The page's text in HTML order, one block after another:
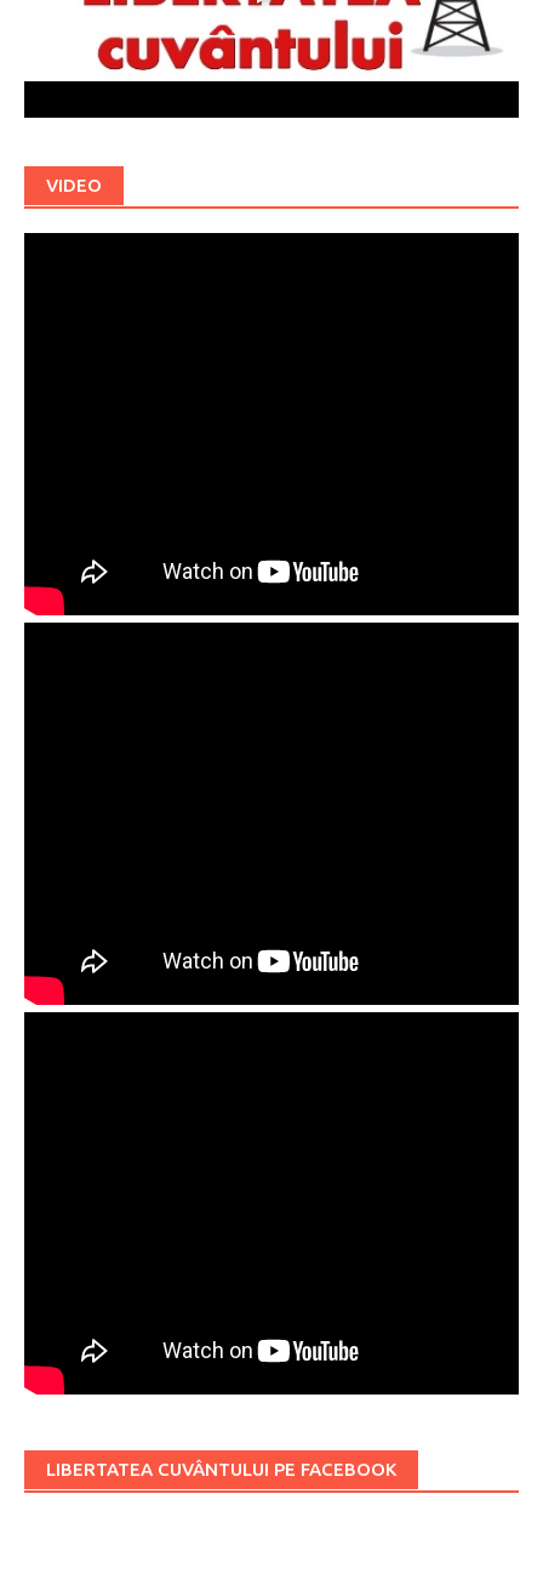
VIDEO
LIBERTATEA CUVÂNTULUI PE FACEBOOK